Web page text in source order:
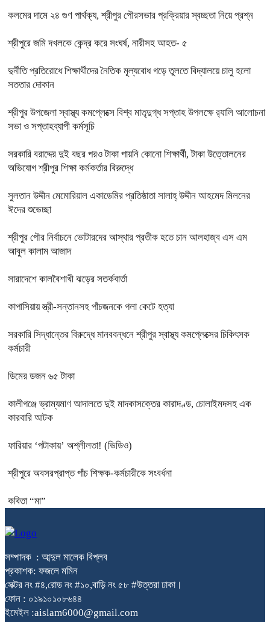
কলমের দামে ২৪ গুণ পার্থক্য, শ্রীপুর পৌরসভার প্রক্রিয়ার স্বচ্ছতা নিয়ে প্রশ্ন
শ্রীপুরে জমি দখলকে কেন্দ্র করে সংঘর্ষ, নারীসহ আহত- ৫
দুর্নীতি প্রতিরোধে শিক্ষার্থীদের নৈতিক মূল্যবোধ গড়ে তুলতে বিদ্যালয়ে চালু হলো
সততার দোকান
শ্রীপুর উপজেলা স্বাস্থ্য কমপ্লেক্সে বিশ্ব মাতৃদুগ্ধ সপ্তাহ উপলক্ষে র‍্যালি আলোচনা
সভা ও সপ্তাহব্যাপী কর্মসূচি
সরকারি বরাদ্দের দুই বছর পরও টাকা পায়নি কোনো শিক্ষার্থী, টাকা উত্তোলনের
অভিযোগ শ্রীপুর শিক্ষা কর্মকর্তার বিরুদ্ধে
সুলতান উদ্দীন মেমোরিয়াল একাডেমির প্রতিষ্ঠাতা সালাহ্ উদ্দীন আহমেদ মিলনের
ঈদের শুভেচ্ছা
শ্রীপুর পৌর নির্বাচনে ভোটারদের আস্থার প্রতীক হতে চান আলহাজ্ব এস এম
আবুল কালাম আজাদ
সারাদেশে কালবৈশাখী ঝড়ের সতর্কবার্তা
কাপাসিয়ায় স্ত্রী-সন্তানসহ পাঁচজনকে গলা কেটে হত্যা
সরকারি সিদ্ধান্তের বিরুদ্ধে মানববন্ধনে শ্রীপুর স্বাস্থ্য কমপ্লেক্সের চিকিৎসক
কর্মচারী
ডিমের ডজন ৬৫ টাকা
কালীগঞ্জে ভ্রাম্যমাণ আদালতে দুই মাদকাসক্তের কারাদণ্ড, চোলাইমদসহ এক
কারবারি আটক
ফারিয়ার ‘পটাকায়’ অশ্লীলতা! (ভিডিও)
শ্রীপুরে অবসরপ্রাপ্ত পাঁচ শিক্ষক-কর্মচারীকে সংবর্ধনা
কবিতা “মা”
সম্পাদক : আব্দুল মালেক বিপ্লব
প্রকাশক: ফজলে মমিন
সেক্টর নং #৪,রোড নং #১০,বাড়ি নং ৫৮ #উত্তরা ঢাকা।
ফোন : ০১৯১০১০৮৬৪৪
ইমেইল :aislam6000@gmail.com